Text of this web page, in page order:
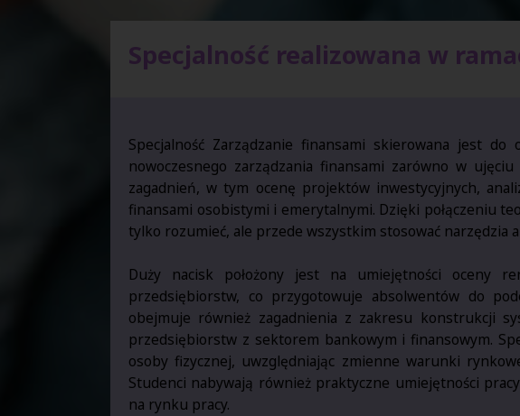
Specjalność realizowana w
Specjalność Zarządzanie finansami skierowana jest
nowoczesnego zarządzania finansami zarówno w
zagadnień, w tym ocenę projektów inwestycyjnych,
finansami osobistymi i emerytalnymi. Dzięki połączeniu
tylko rozumieć, ale przede wszystkim stosować narzędzia
Duży nacisk położony jest na umiejętności oceny
przedsiębiorstw, co przygotowuje absolwentów do
obejmuje również zagadnienia z zakresu konstrukcji
przedsiębiorstw z sektorem bankowym i finansowym.
osoby fizycznej, uwzględniając zmienne warunki
Studenci nabywają również praktyczne umiejętności
na rynku pracy.